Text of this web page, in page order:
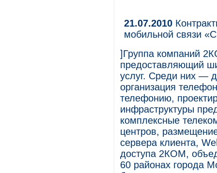
21.07.2010
мобильной связи
]Группа компаний
предоставляющий
услуг. Среди них —
организация
телефонию,
инфраструктуры
комплексные
центров,
сервера клиента,
доступа 2КОМ,
60 районах города